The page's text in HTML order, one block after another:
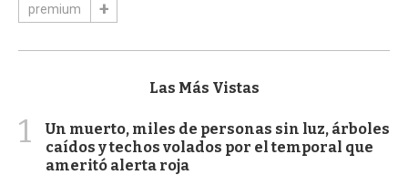
premium
Las Más Vistas
1
Un muerto, miles de personas sin luz, árboles
caídos y techos volados por el temporal que
ameritó alerta roja